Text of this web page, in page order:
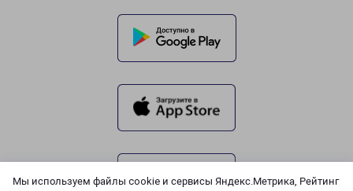
Мы используем файлы cookie и сервисы Яндекс.Метрика, Рейтинг